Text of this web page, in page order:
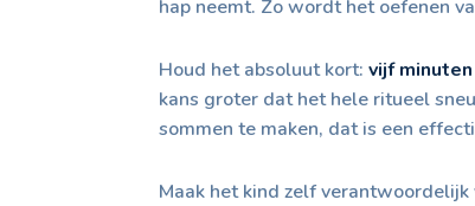
hap neemt. Zo wordt het oefenen
Houd het absoluut kort:vijf minuten
kans groter dat het hele ritueel
sommen te maken, dat is een
Maak het kind zelf